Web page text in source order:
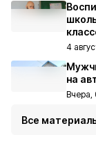
4
на
Вчера,
Все